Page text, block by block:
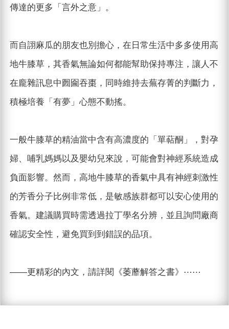
傳達的更多「言外之意」。
而自詡麻瓜的朋友也別擔心，在日常生活中多多使用高
地牛膝草，其香氣無論如何都能幫助保持專注，讓人不
在龐雜訊息中囫圇吞棗，同時維持去蕪存菁的判斷力，
積極培養「有夢」心態不動搖。
一般牛膝草的精油當中含有高濃度的「單萜酮」，對孕
婦、哺乳媽媽以及嬰幼兒來說，可能會對神經系統造成
負面影響。然而，高地牛膝草的香氣中具有神經刺激性
的芳香分子比例非常低，是敏感族群都可以安心使用的
香氣。建議購買時需透過拉丁學名分辨，並且詢問廠商
確認安全性，避免買到到錯誤的品項。
——更精彩的內文，請詳閱《萎蘼解答之書》⋯⋯